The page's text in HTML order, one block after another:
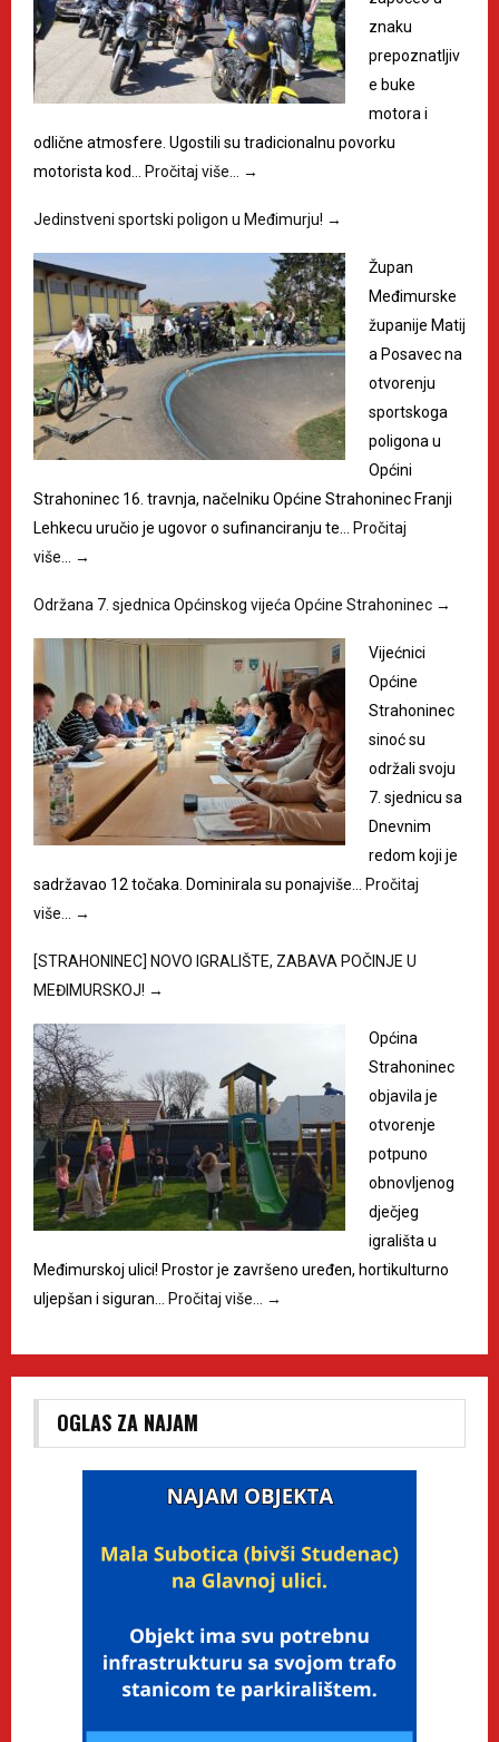
znaku
prepoznatljiv
e buke
motora i
odlične atmosfere. Ugostili su tradicionalnu povorku
motorista kod… Pročitaj više… →
Jedinstveni sportski poligon u Međimurju! →
Župan
Međimurske
županije Matij
a Posavec na
otvorenju
sportskoga
poligona u
Općini
Strahoninec 16. travnja, načelniku Općine Strahoninec Franji
Lehkecu uručio je ugovor o sufinanciranju te… Pročitaj
više… →
Održana 7. sjednica Općinskog vijeća Općine Strahoninec →
Vijećnici
Općine
Strahoninec
sinoć su
održali svoju
7. sjednicu sa
Dnevnim
redom koji je
sadržavao 12 točaka. Dominirala su ponajviše… Pročitaj
više… →
[STRAHONINEC] NOVO IGRALIŠTE, ZABAVA POČINJE U
MEĐIMURSKOJ! →
Općina
Strahoninec
objavila je
otvorenje
potpuno
obnovljenog
dječjeg
igrališta u
Međimurskoj ulici! Prostor je završeno uređen, hortikulturno
uljepšan i siguran… Pročitaj više… →
OGLAS ZA NAJAM